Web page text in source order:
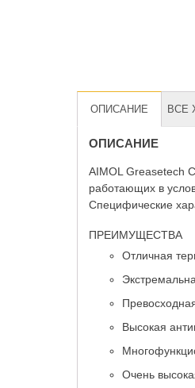
ОПИСАНИЕ ВСЕ
ОПИСАНИЕ
AIMOL Greasetech
работающих в
Специфические
ПРЕИМУЩЕСТВА
Отличная
Высокая
Очень